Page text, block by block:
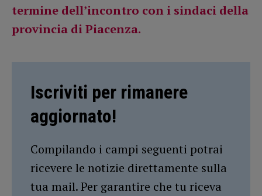
termine dell’incontro con i sindaci della
provincia di Piacenza.
Iscriviti per rimanere
aggiornato!
Compilando i campi seguenti potrai
ricevere le notizie direttamente sulla
tua mail. Per garantire che tu riceva